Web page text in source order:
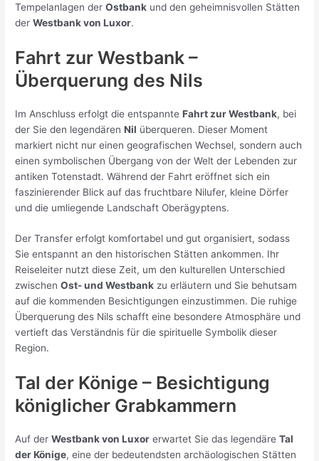
Tempelanlagen derOstbank und den geheimnisvollen Stätten
derWestbank von Luxor.
Fahrt zur Westbank –
Überquerung des Nils
Im Anschluss erfolgt die entspannteFahrt zur Westbank, bei
der Sie den legendärenNil überqueren. Dieser Moment
markiert nicht nur einen geografischen Wechsel, sondern auch
einen symbolischen Übergang von der Welt der Lebenden zur
antiken Totenstadt. Während der Fahrt eröffnet sich ein
faszinierender Blick auf das fruchtbare Nilufer, kleine Dörfer
und die umliegende Landschaft Oberägyptens.
Der Transfer erfolgt komfortabel und gut organisiert, sodass
Sie entspannt an den historischen Stätten ankommen. Ihr
Reiseleiter nutzt diese Zeit, um den kulturellen Unterschied
zwischenOst- und Westbank zu erläutern und Sie behutsam
auf die kommenden Besichtigungen einzustimmen. Die ruhige
Überquerung des Nils schafft eine besondere Atmosphäre und
vertieft das Verständnis für die spirituelle Symbolik dieser
Region.
Tal der Könige – Besichtigung
königlicher Grabkammern
Auf derWestbank von Luxor erwartet Sie das legendäreTal
der Könige, eine der bedeutendsten archäologischen Stätten